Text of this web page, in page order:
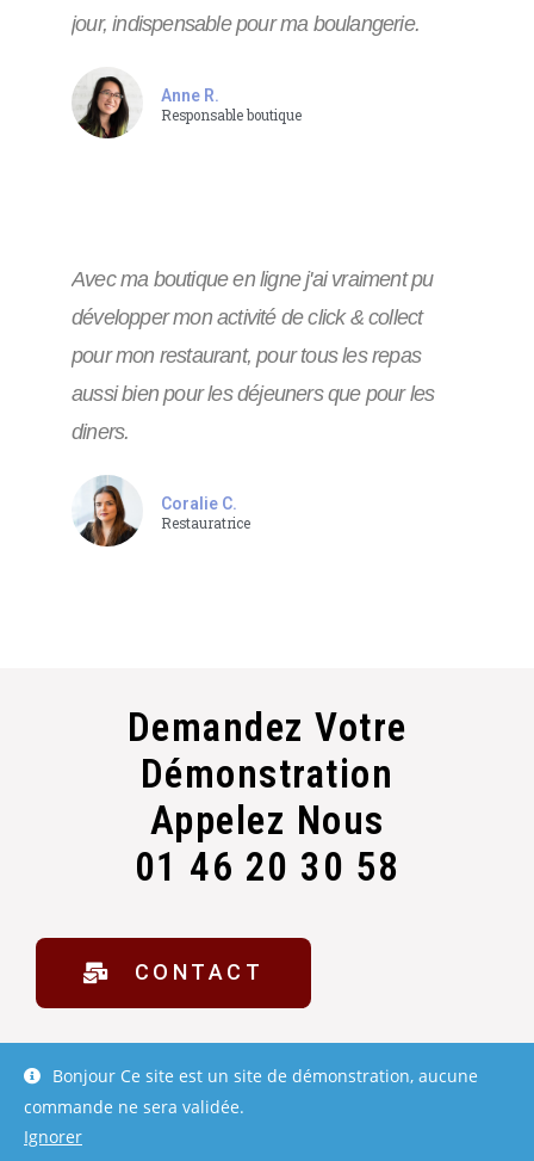
jour, indispensable pour ma boulangerie.
Anne R.
Responsable boutique
Avec ma boutique en ligne j'ai vraiment pu
développer mon activité de click & collect
pour mon restaurant, pour tous les repas
aussi bien pour les déjeuners que pour les
diners.
Coralie C.
Restauratrice
Demandez Votre
Démonstration
Appelez Nous
01 46 20 30 58
CONTACT
Bonjour Ce site est un site de démonstration, aucune
commande ne sera validée.
Ignorer